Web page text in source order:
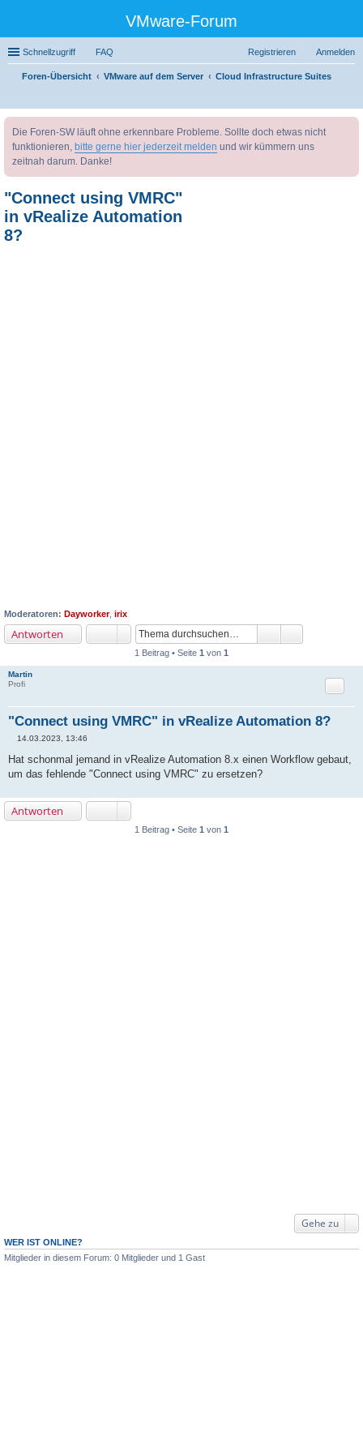
VMware-Forum
Schnellzugriff FAQ Anmelden
Registrieren
Foren-Übersicht VMware auf dem Server Cloud Infrastructure Suites
uc
Die Foren-SW läuft ohne erkennbare Probleme. Sollte doch etwas nicht
funktionieren, bitte gerne hier jederzeit melden und wir kümmern uns
zeitnah darum. Danke!
"Connect using VMRC"
in vRealize Automation
8?
Moderatoren: Dayworker, irix
Antworten
1 Beitrag • Seite 1 von 1
Martin
Profi
"Connect using VMRC" in vRealize Automation 8?
Zitat
i
t
g
14.03.2023, 13:46
Hat schonmal jemand in vRealize Automation 8.x einen Workflow gebaut,
um das fehlende "Connect using VMRC" zu ersetzen?
Antworten
1 Beitrag • Seite 1 von 1
Gehe zu
WER IST ONLINE?
Mitglieder in diesem Forum: 0 Mitglieder und 1 Gast